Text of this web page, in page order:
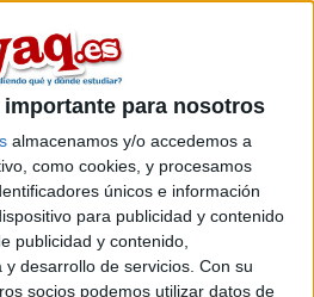
para nosotros
almacenamos y/o accedemos a
como cookies, y procesamos
únicos e información
para publicidad y contenido
publicidad y contenido,
desarrollo de servicios. Con su
socios podemos utilizar datos de